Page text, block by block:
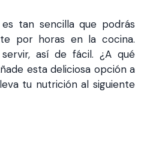
tan sencilla que podrás
por horas en la cocina.
así de fácil. ¿A qué
esta deliciosa opción a
tu nutrición al siguiente